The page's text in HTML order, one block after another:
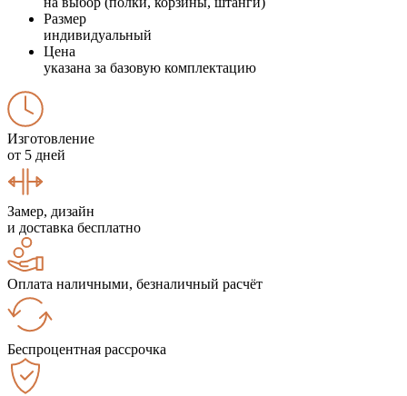
Размер
индивидуальный
Цена
указана за базовую комплектацию
Изготовление
от 5 дней
Замер, дизайн
и доставка бесплатно
Оплата наличными, безналичный расчёт
Беспроцентная рассрочка